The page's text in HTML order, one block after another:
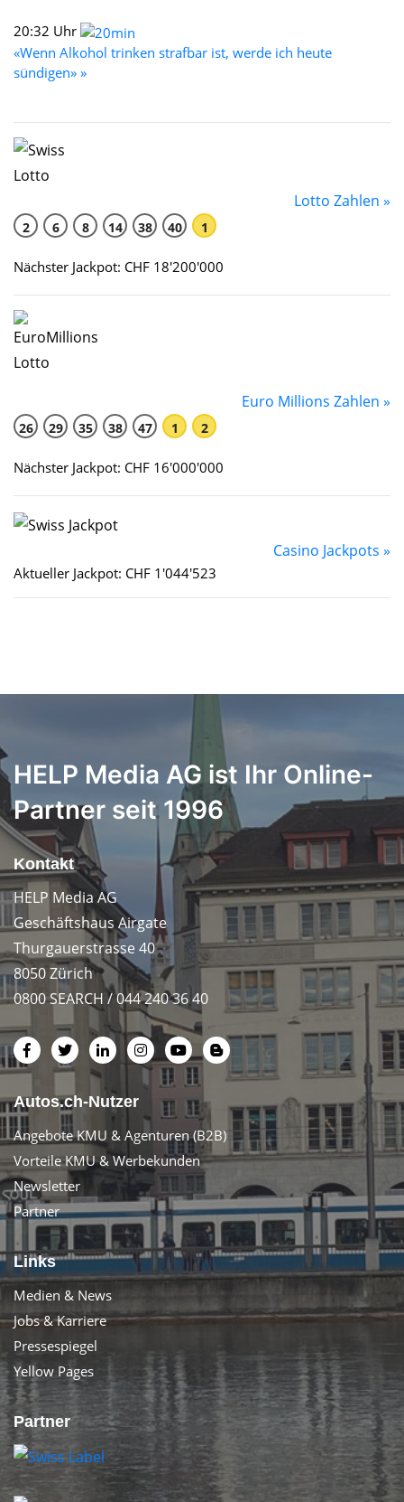
20:32 Uhr
«Wenn Alkohol trinken strafbar ist, werde ich heute
sündigen» »
Lotto Zahlen »
2 6 8 14 38 40 1
Nächster Jackpot: CHF 18'200'000
Euro Millions Zahlen »
26 29 35 38 47 1 2
Nächster Jackpot: CHF 16'000'000
Casino Jackpots »
Aktueller Jackpot: CHF 1'044'523
HELP Media AG ist Ihr Online-
Partner seit 1996
Kontakt
HELP Media AG
Geschäftshaus Airgate
Thurgauerstrasse 40
8050 Zürich
0800 SEARCH / 044 240 36 40
Autos.ch-Nutzer
Angebote KMU & Agenturen (B2B)
Vorteile KMU & Werbekunden
Newsletter
Partner
Links
Medien & News
Jobs & Karriere
Pressespiegel
Yellow Pages
Partner